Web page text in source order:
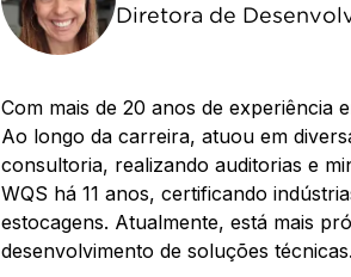
Diretora de
Com mais de 20 anos de experiência
Ao longo da carreira, atuou em
consultoria, realizando auditorias e
WQS há 11 anos, certificando
estocagens. Atualmente, está mais
desenvolvimento de soluções técnicas.